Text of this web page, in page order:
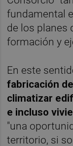
fundamental
de los planes
formación y
En este
fabricación
climatizar
e incluso
"una
territorio, si